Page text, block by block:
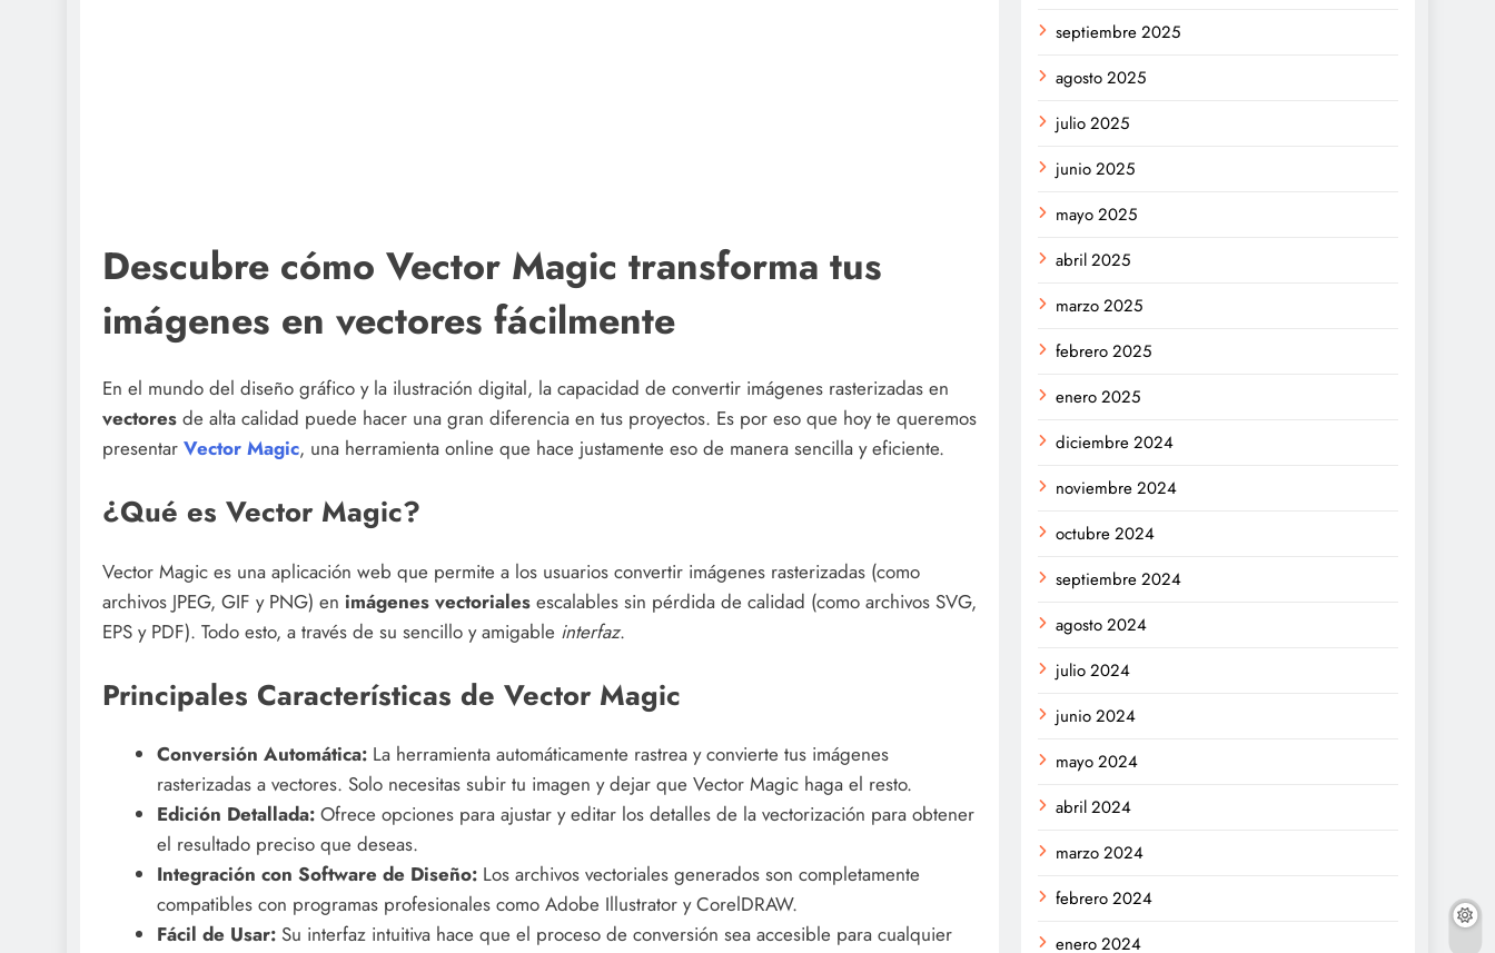
Descubre cómo Vector Magic transforma tus
imágenes en vectores fácilmente
En el mundo del diseño gráfico y la ilustración digital, la capacidad de convertir imágenes rasterizadas en
vectores de alta calidad puede hacer una gran diferencia en tus proyectos. Es por eso que hoy te queremos
presentar Vector Magic, una herramienta online que hace justamente eso de manera sencilla y eficiente.
¿Qué es Vector Magic?
Vector Magic es una aplicación web que permite a los usuarios convertir imágenes rasterizadas (como
archivos JPEG, GIF y PNG) en imágenes vectoriales escalables sin pérdida de calidad (como archivos SVG,
EPS y PDF). Todo esto, a través de su sencillo y amigable interfaz.
Principales Características de Vector Magic
Conversión Automática:La herramienta automáticamente rastrea y convierte tus imágenes
rasterizadas a vectores. Solo necesitas subir tu imagen y dejar que Vector Magic haga el resto.
Edición Detallada:Ofrece opciones para ajustar y editar los detalles de la vectorización para obtener
el resultado preciso que deseas.
Integración con Software de Diseño:Los archivos vectoriales generados son completamente
compatibles con programas profesionales como Adobe Illustrator y CorelDRAW.
Fácil de Usar:Su interfaz intuitiva hace que el proceso de conversión sea accesible para cualquier
septiembre 2025
agosto 2025
julio 2025
junio 2025
mayo 2025
abril 2025
marzo 2025
febrero 2025
enero 2025
diciembre 2024
noviembre 2024
octubre 2024
septiembre 2024
agosto 2024
julio 2024
junio 2024
mayo 2024
abril 2024
marzo 2024
febrero 2024
enero 2024